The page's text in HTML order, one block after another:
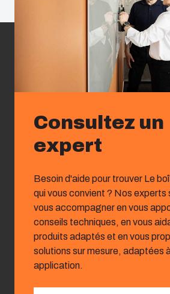
Consultez un
expert
Besoin d'aide pour trouver Le
qui vous convient ? Nos experts
vous accompagner en vous
conseils techniques, en vous
produits adaptés et en vous
solutions sur mesure, adaptées
application.